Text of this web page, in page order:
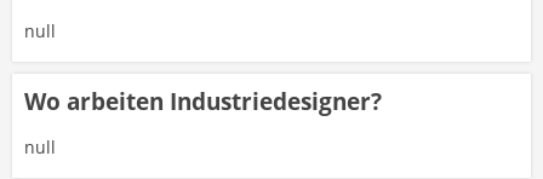
null
Wo arbeiten Industriedesigner?
null